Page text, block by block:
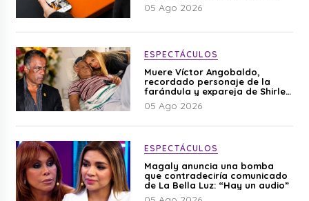
05 Ago 2026
ESPECTÁCULOS
Muere Víctor Angobaldo,
recordado personaje de la
farándula y expareja de Shirley
Cherres
05 Ago 2026
ESPECTÁCULOS
Magaly anuncia una bomba
que contradeciría comunicado
de La Bella Luz: “Hay un audio”